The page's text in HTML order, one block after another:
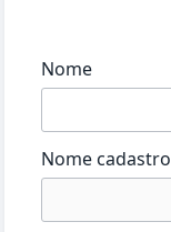
Nome
Nome cadastro